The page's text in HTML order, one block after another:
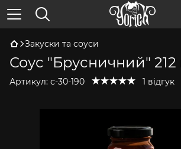
Закуски та соуси
Соус "Брусничний" 212
Артикул: с-30-190 1 відгук